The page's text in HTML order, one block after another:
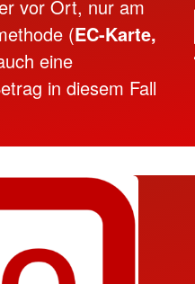
vor Ort, nur am
(EC-Karte,
eine
in diesem Fall